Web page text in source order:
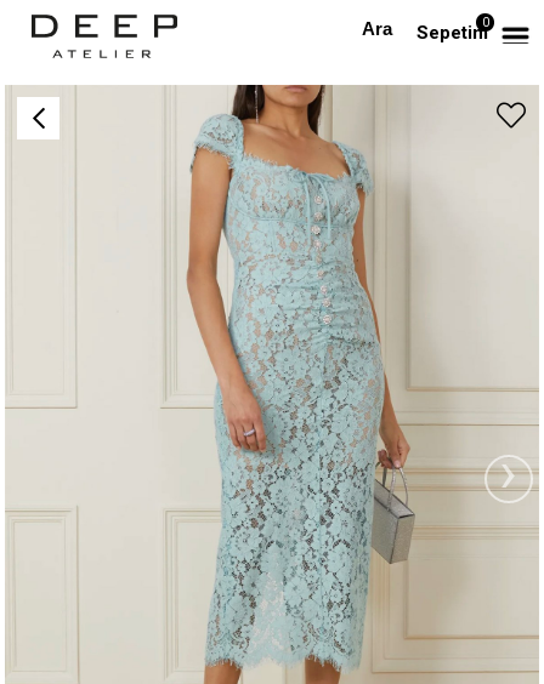
Sepetim0
Anasayfa TÜM ELBİSELER Kristal Düğmeli Mavi Dantel Tasarım Elbise
›